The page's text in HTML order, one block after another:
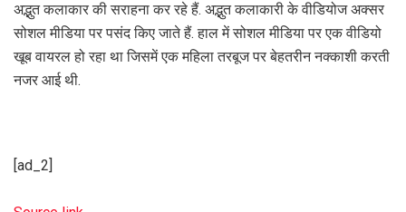
अद्भुत कलाकार की सराहना कर रहे हैं. अद्भुत कलाकारी के वीडियोज अक्सर
सोशल मीडिया पर पसंद किए जाते हैं. हाल में सोशल मीडिया पर एक वीडियो
खूब वायरल हो रहा था जिसमें एक महिला तरबूज पर बेहतरीन नक्काशी करती
नजर आई थी.
[ad_2]